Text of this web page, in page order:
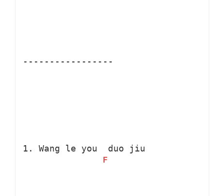
-----------------
1. Wang le you
F
duo jiu